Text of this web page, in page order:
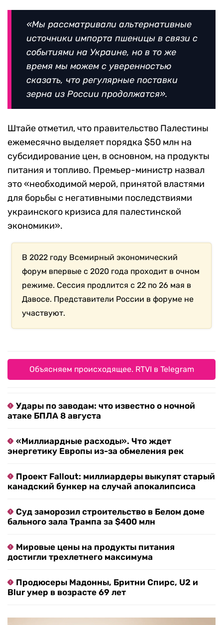
«Мы рассматривали альтернативные
источники импорта пшеницы в связи с
событиями на Украине, но в то же
время мы можем с уверенностью
сказать, что регулярные поставки
зерна из России продолжатся».
Штайе отметил, что правительство Палестины
ежемесячно выделяет порядка $50 млн на
субсидирование цен, в основном, на продукты
питания и топливо. Премьер-министр назвал
это «необходимой мерой, принятой властями
для борьбы с негативными последствиями
украинского кризиса для палестинской
экономики».
В 2022 году Всемирный экономический
форум впервые с 2020 года проходит в очном
режиме. Сессия продлится с 22 по 26 мая в
Давосе. Представители России в форуме не
участвуют.
Объясняем происходящее. RTVI в Telegram
Удары по заводам: что известно о ночной
атаке БПЛА 8 августа
«Миллиардные расходы». Что ждет
энергетику Европы из-за обмеления рек
Проект Fallout: миллиардеры выкупят старый
канадский бункер на случай апокалипсиса
Суд заморозил строительство в Белом доме
бального зала Трампа за $400 млн
Мировые цены на продукты питания
достигли трехлетнего максимума
Продюсеры Мадонны, Бритни Спирс, U2 и
Blur умер в возрасте 69 лет